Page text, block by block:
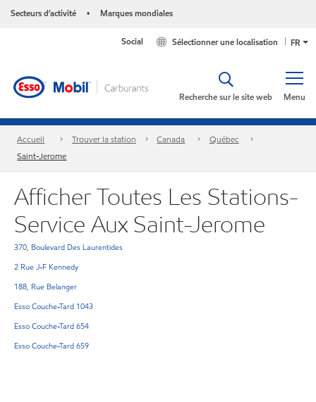
Secteurs d’activité • Marques mondiales
FR
Sélectionner une localisation
Social
Menu
Recherche sur le site web
Accueil Trouver la station Canada
Québec
Saint-Jerome
Afficher Toutes Les Stations-
Service Aux Saint-Jerome
370, Boulevard Des Laurentides
2 Rue J-F Kennedy
188, Rue Belanger
Esso Couche-Tard 1043
Esso Couche-Tard 654
Esso Couche-Tard 659